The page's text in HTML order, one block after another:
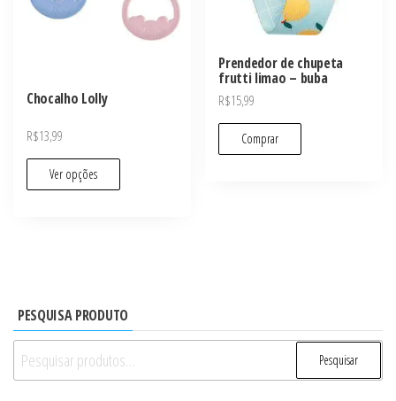
Chocalho Lolly
R$13,99
Ver opções
Prendedor de chupeta
frutti limao – buba
R$15,99
Comprar
PESQUISA PRODUTO
Pesquisar
por:
Pesquisar